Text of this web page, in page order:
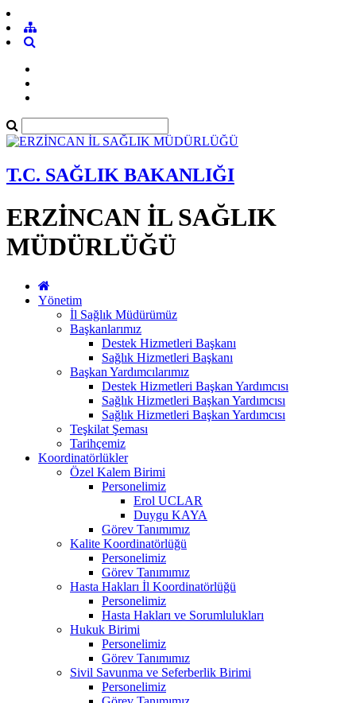
T.C. SAĞLIK BAKANLIĞI
ERZİNCAN İL SAĞLIK
MÜDÜRLÜĞÜ
Yönetim
İl Sağlık Müdürümüz
Başkanlarımız
Destek Hizmetleri Başkanı
Sağlık Hizmetleri Başkanı
Başkan Yardımcılarımız
Destek Hizmetleri Başkan Yardımcısı
Sağlık Hizmetleri Başkan Yardımcısı
Sağlık Hizmetleri Başkan Yardımcısı
Teşkilat Şeması
Tarihçemiz
Koordinatörlükler
Özel Kalem Birimi
Personelimiz
Erol UCLAR
Duygu KAYA
Görev Tanımımız
Kalite Koordinatörlüğü
Personelimiz
Görev Tanımımız
Hasta Hakları İl Koordinatörlüğü
Personelimiz
Hasta Hakları ve Sorumlulukları
Hukuk Birimi
Personelimiz
Görev Tanımımız
Sivil Savunma ve Seferberlik Birimi
Personelimiz